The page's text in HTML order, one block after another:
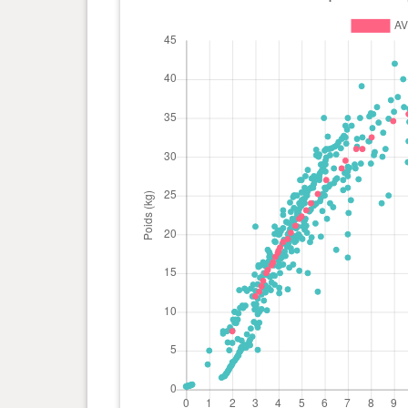
0 an(s), 4 mois et 22 jour(s)
20.2 kg
0 an(s), 4 mois et 12 jour(s) 19.4 kg
0 an(s), 4 mois et 6 jour(s) 19 kg
0 an(s), 4 mois et 2 jour(s)
0 an(s), 4 mois et 0 jour(s)
0 an(s), 3 mois et 29 jour(s) 17.6 kg
0 an(s), 3 mois et 26 jour(s) 17.1 kg